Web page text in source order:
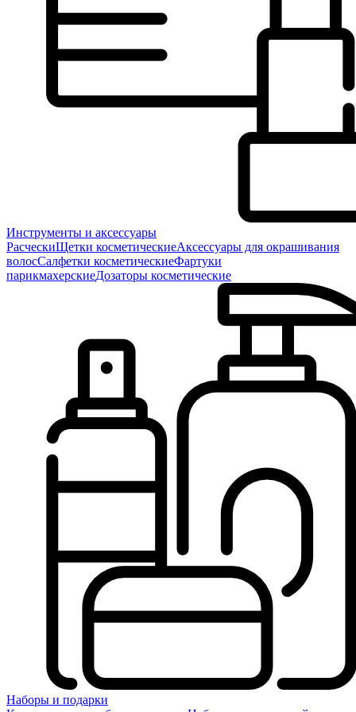
Инструменты и аксессуары
РасческиЩетки косметическиеАксессуары для окрашивания
волосСалфетки косметическиеФартуки
парикмахерскиеДозаторы косметические
Наборы и подарки